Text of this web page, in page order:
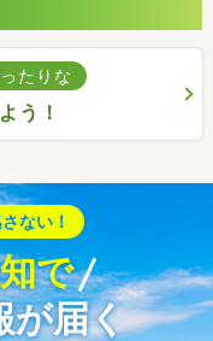
たりな
う！
ない！
で
が届く